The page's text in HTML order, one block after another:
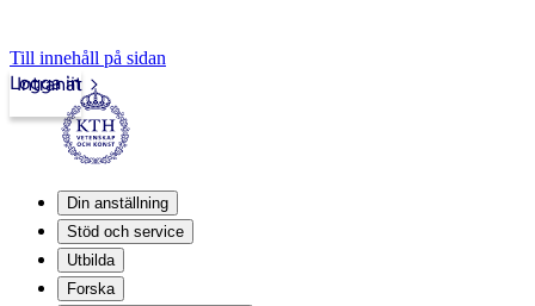
Till innehåll på sidan
Intranät
Logga in
Din anställning
Stöd och service
Utbilda
Forska